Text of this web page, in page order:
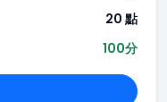
20 點
100分